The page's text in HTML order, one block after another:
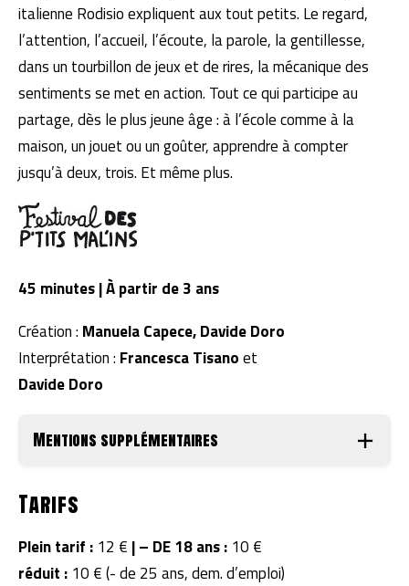
italienne Rodisio expliquent aux tout petits. Le regard,
l’attention, l’accueil, l’écoute, la parole, la gentillesse,
dans un tourbillon de jeux et de rires, la mécanique des
sentiments se met en action. Tout ce qui participe au
partage, dès le plus jeune âge : à l’école comme à la
maison, un jouet ou un goûter, apprendre à compter
jusqu’à deux, trois. Et même plus.
45 minutes | À partir de 3 ans
Création : Manuela Capece, Davide Doro
Interprétation : Francesca Tisanoet
Davide Doro
Mentions supplémentaires
Tarifs
Plein tarif : 12 € |– DE 18 ans : 10 €
réduit : 10 € (- de 25 ans, dem. d’emploi)